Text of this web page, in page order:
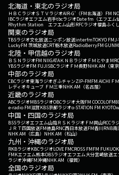
北海道・東北のラジオ局
ＨＢＣラジオＳＴＶラジオAIR-G'（FM北海道） FM
IBCラジオエフエム岩手tbcラジオDate fm（エフエム
Rhythm Station エフエム山形RFCラジオ福島ふく
関東のラジオ局
TBSラジオ文化放送ニッポン放送interfmTOKYO FMJ-
LuckyFM 茨城放送CRT栃木放送RadioBerryFM
北陸・甲信越のラジオ局
ＢＳＮラジオFM NIIGATAＫＮＢラジオ ＦＭとやま
YBSラジオFM FUJISBCラジオ ＦＭ長野NHK AM（東京
中部のラジオ局
CBCラジオ東海ラジオぎふチャンZIP-FMFM AICHI Ｆ
レディオキューブ ＦＭ三重NHK AM（名古屋）
近畿のラジオ局
ABCラジオMBSラジオOBCラジオ大阪FM COCOLO
e-radio FM滋賀KBS京都ラジオα-STATION FM KYOTO
中国・四国のラジオ局
BSSラジオエフエム山陰ＲＳＫラジオ ＦＭ岡山RCCラ
ＪＲＴ四国放送FM徳島RNC西日本放送FM香川RNB南
NHK AM（広島） NHK AM（松山）
九州・沖縄のラジオ局
RKBラジオKBCラジオLOVE FMCROSS FMFM
FMKエフエム熊本OBSラジオエフエム大分宮崎放送エ
ラジオ沖縄FM沖縄NHK AM（福岡）
全国のラジオ局